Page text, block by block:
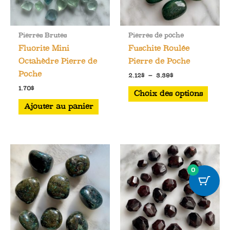
Pierres Brutes
Fluorite Mini
Octahèdre Pierre de
Poche
1.70$
Ajouter au panier
Pierres de poche
Fuschite Roulée
Pierre de Poche
2.12$ – 3.39$Plage
prix :
2.12$
Choix des options
Ce
Les
être
sur
0